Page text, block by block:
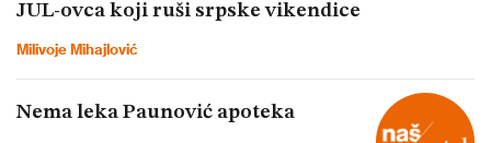
JUL-ovca koji ruši srpske vikendice
Milivoje Mihajlović
Nema leka Paunović apoteka